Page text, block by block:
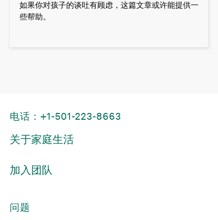
如果你对孩子的谈吐有顾虑，这篇文章或许能提供一
些帮助。
电话：+1-501-223-8663
关于家庭生活
加入团队
问题